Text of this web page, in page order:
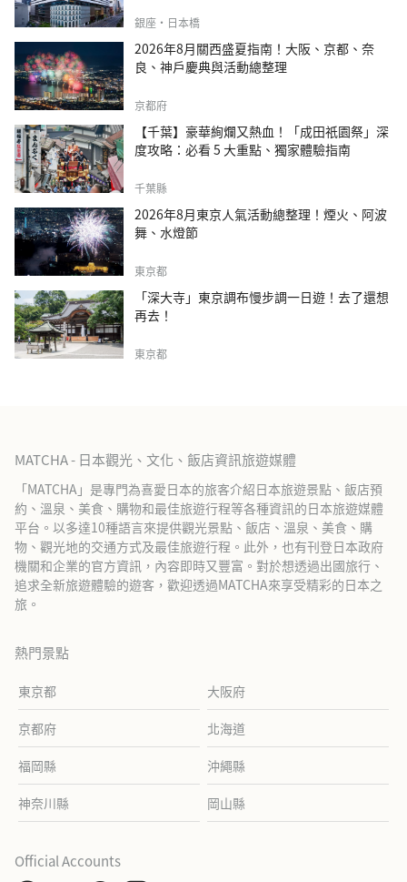
銀座・日本橋
2026年8月關西盛夏指南！大阪、京都、奈
良、神戶慶典與活動總整理
京都府
【千葉】豪華絢爛又熱血！「成田祇園祭」深
度攻略：必看 5 大重點、獨家體驗指南
千葉縣
2026年8月東京人氣活動總整理！煙火、阿波
舞、水燈節
東京都
「深大寺」東京調布慢步調一日遊！去了還想
再去！
東京都
MATCHA - 日本觀光、文化、飯店資訊旅遊媒體
「MATCHA」是專門為喜愛日本的旅客介紹日本旅遊景點、飯店預
約、溫泉、美食、購物和最佳旅遊行程等各種資訊的日本旅遊媒體
平台。以多達10種語言來提供觀光景點、飯店、溫泉、美食、購
物、觀光地的交通方式及最佳旅遊行程。此外，也有刊登日本政府
機關和企業的官方資訊，內容即時又豐富。對於想透過出國旅行、
追求全新旅遊體驗的遊客，歡迎透過MATCHA來享受精彩的日本之
旅。
熱門景點
東京都 大阪府
京都府 北海道
福岡縣 沖繩縣
神奈川縣 岡山縣
Official Accounts